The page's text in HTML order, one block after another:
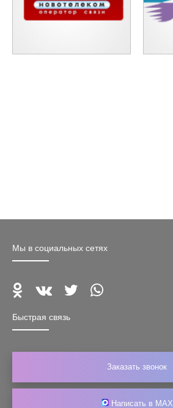
Мы в социальных сетях
Быстрая связь
Заказать звонок
Написать в MAX